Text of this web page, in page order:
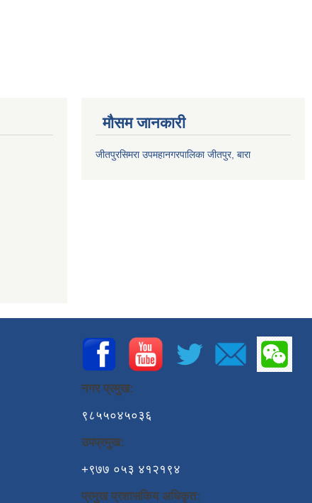
मौसम जानकारी
जीतपुरसिमरा उपमहानगरपालिका जीतपुर, बारा
नगर प्रमुख:
९८५५०४५०३६
उपप्रमुख:
+९७७ ०५३ ४१२१९४
प्रमुख प्रशासकिय अधिकृत: